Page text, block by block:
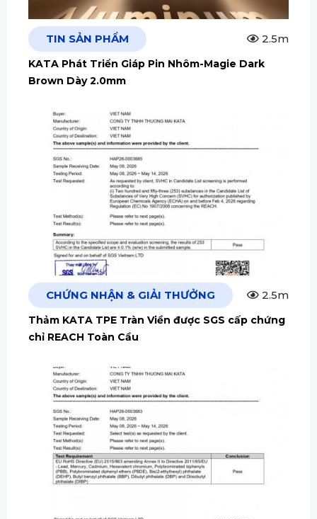
TIN SẢN PHẨM 2.5m
KATA Phát Triển Giáp Pin Nhôm-Magie Dark
Brown Dày 2.0mm
CHỨNG NHẬN & GIẢI THƯỞNG 2.5m
Thảm KATA TPE Tràn Viền được SGS cấp chứng
chỉ REACH Toàn Cầu